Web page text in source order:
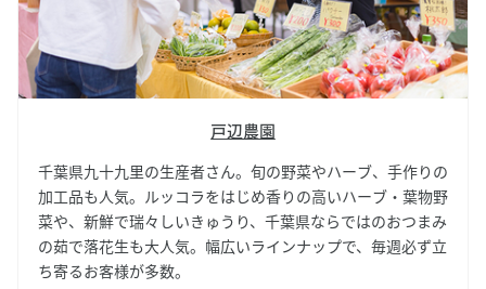
戸辺農園
千葉県九十九里の生産者さん。旬の野菜やハーブ、手作りの
加工品も人気。ルッコラをはじめ香りの高いハーブ・葉物野
菜や、新鮮で瑞々しいきゅうり、千葉県ならではのおつまみ
の茹で落花生も大人気。幅広いラインナップで、毎週必ず立
ち寄るお客様が多数。